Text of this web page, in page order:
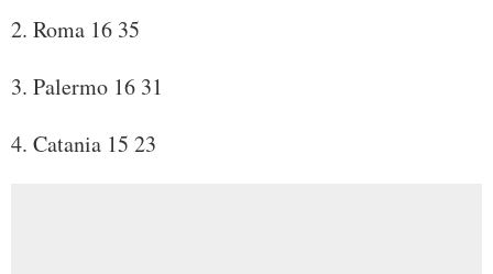
2. Roma 16 35
3. Palermo 16 31
4. Catania 15 23